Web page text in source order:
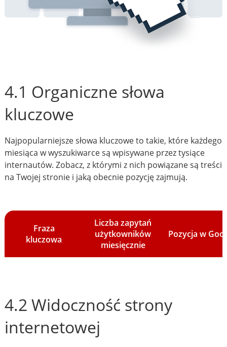
4.1 Organiczne słowa
kluczowe
Najpopularniejsze słowa kluczowe to takie, które każdego
miesiąca w wyszukiwarce są wpisywane przez tysiące
internautów. Zobacz, z którymi z nich powiązane są treści
na Twojej stronie i jaką obecnie pozycję zajmują.
Fraza
kluczowa
Liczba zapytań
użytkowników
miesięcznie
Pozycja w
4.2 Widoczność strony
internetowej